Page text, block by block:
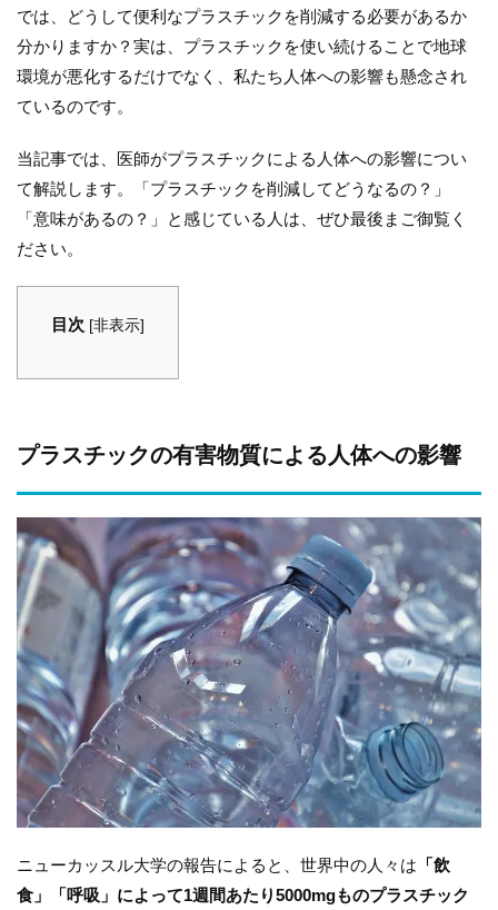
では、どうして便利なプラスチックを削減する必要があるか
分かりますか？実は、プラスチックを使い続けることで地球
環境が悪化するだけでなく、私たち人体への影響も懸念され
ているのです。
当記事では、医師がプラスチックによる人体への影響につい
て解説します。「プラスチックを削減してどうなるの？」
「意味があるの？」と感じている人は、ぜひ最後まご御覧く
ださい。
目次 [非表示]
プラスチックの有害物質による人体への影響
ニューカッスル大学の報告によると、世界中の人々は 「飲
食」「呼吸」によって1週間あたり5000mgものプラスチック